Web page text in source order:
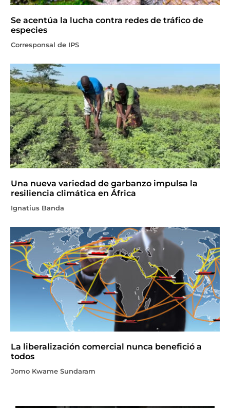
Se acentúa la lucha contra redes de tráfico de
especies
Corresponsal de IPS
Una nueva variedad de garbanzo impulsa la
resiliencia climática en África
Ignatius Banda
La liberalización comercial nunca benefició a
todos
Jomo Kwame Sundaram